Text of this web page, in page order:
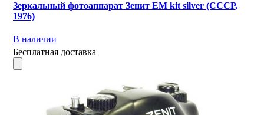
Зеркальный фотоаппарат Зенит ЕМ kit silver (СССР,
1976)
В наличии
Бесплатная доставка